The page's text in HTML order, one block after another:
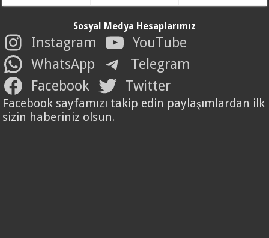
Sosyal Medya Hesaplarımız
Instagram
YouTube
WhatsApp
Telegram
Facebook
Twitter
Facebook sayfamızı takip edin paylaşımlardan ilk
sizin haberiniz olsun.